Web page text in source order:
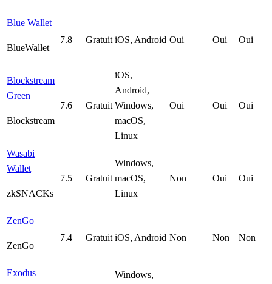
Blue Wallet
BlueWallet
7.8 Gratuit iOS, Android Oui Oui Oui
Blockstream
Green
Blockstream
7.6 Gratuit
iOS,
Android,
Windows,
macOS,
Linux
Oui Oui Oui
Wasabi
Wallet
zkSNACKs
7.5 Gratuit
Windows,
macOS,
Linux
Non Oui Oui
ZenGo
ZenGo
7.4 Gratuit iOS, Android Non Non Non
Exodus
Windows,